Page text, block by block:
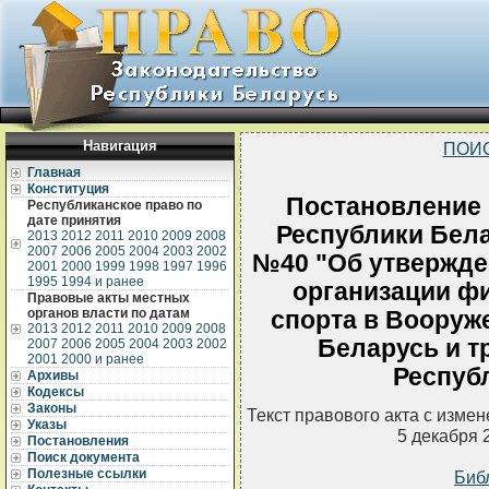
Навигация
Главная
Конституция
Республиканское право по
дате принятия
2013 2012 2011 2010 2009 2008
2007 2006 2005 2004 2003 2002
2001 2000 1999 1998 1997 1996
1995 1994 и ранее
Правовые акты местных
органов власти по датам
2013 2012 2011 2010 2009 2008
2007 2006 2005 2004 2003 2002
2001 2000 и ранее
Архивы
Кодексы
Законы
Указы
Постановления
Поиск документа
Полезные ссылки
Республики
№40 "Об
организации
спорта в
Беларусь и
Текст правового акта с
5 декабря